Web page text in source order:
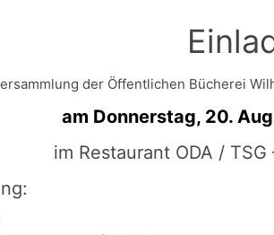
der Öffentlichen Bücherei
20. August
im Restaurant ODA /